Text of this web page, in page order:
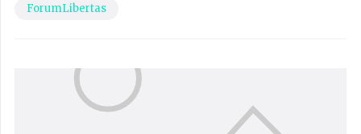
ForumLibertas